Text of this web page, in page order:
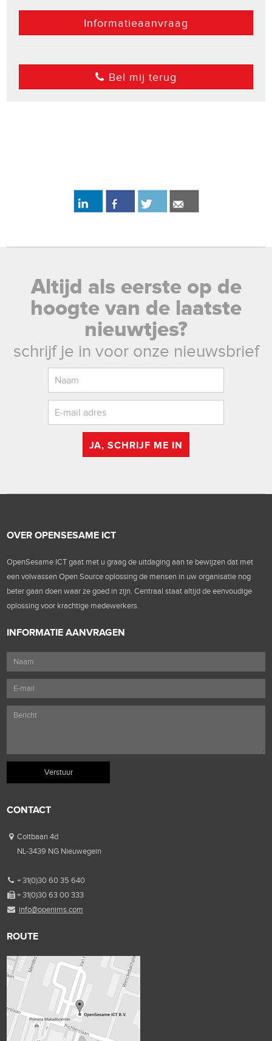
Informatieaanvraag
Bel mij terug
Altijd als eerste op de
hoogte van de laatste
nieuwtjes?
schrijf je in voor onze nieuwsbrief
JA, SCHRIJF ME IN
OVER OPENSESAME ICT
OpenSesame ICT gaat met u graag de uitdaging aan te bewijzen dat met
een volwassen Open Source oplossing de mensen in uw organisatie nog
beter gaan doen waar ze goed in zijn. Centraal staat altijd de eenvoudige
oplossing voor krachtige medewerkers.
INFORMATIE AANVRAGEN
CONTACT
Coltbaan 4d
NL-3439 NG Nieuwegein
+ 31(0)30 60 35 640
+ 31(0)30 63 00 333
info@openims.com
ROUTE